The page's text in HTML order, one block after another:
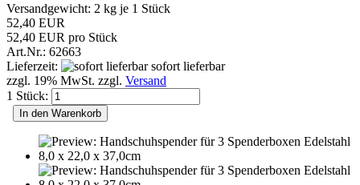
Versandgewicht: 2 kg je 1 Stück
52,40 EUR
52,40 EUR pro Stück
Art.Nr.: 62663
Lieferzeit:
sofort lieferbar
zzgl. 19% MwSt. zzgl. Versand
1 Stück:
In den Warenkorb